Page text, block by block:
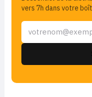
vers 7h dans votre